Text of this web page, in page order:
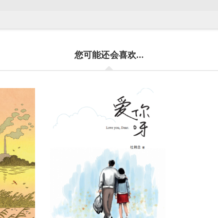
您可能还会喜欢…